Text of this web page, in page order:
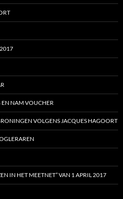
NAM VOUCHER
VOLGENS JACQUES HAGOORT
IN HET MEETNET” VAN 1 APRIL 2017